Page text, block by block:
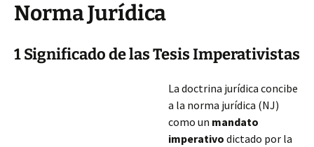
Norma Jurídica
1 Significado de las Tesis Imperativistas
La doctrina jurídica concibe
a la norma jurídica (NJ)
como un mandato
imperativo dictado por la